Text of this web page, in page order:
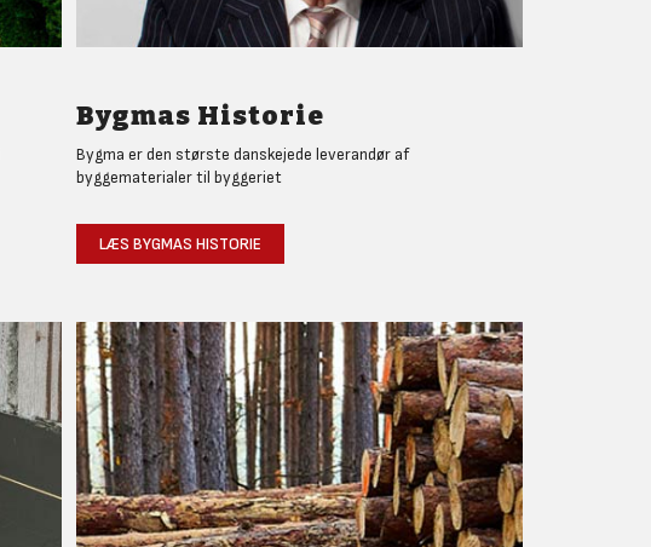
Bygmas Historie
Bygma er den største danskejede leverandør af
byggematerialer til byggeriet
LÆS BYGMAS HISTORIE